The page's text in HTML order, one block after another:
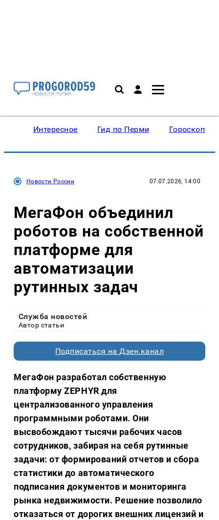
Интересное Гид по Перми Гороскопы
Новости России 07.07.2026, 14:00
МегаФон объединил
роботов на собственной
платформе для
автоматизации
рутинных задач
Служба новостей
Автор статьи
Подписаться на Дзен.канал
МегаФон разработал собственную
платформу ZEPHYR для
централизованного управления
программными роботами. Они
высвобождают тысячи рабочих часов
сотрудников, забирая на себя рутинные
задачи: от формирований отчетов и сбора
статистики до автоматического
подписания документов и мониторинга
рынка недвижимости. Решение позволило
отказаться от дорогих внешних лицензий и